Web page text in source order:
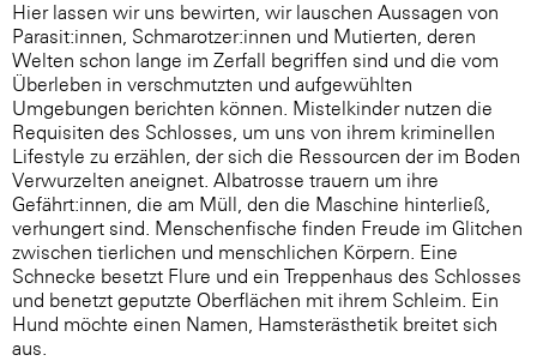
Hier lassen wir uns bewirten, wir lauschen Aussagen von
Parasit:innen, Schmarotzer:innen und Mutierten, deren
Welten schon lange im Zerfall begriffen sind und die vom
Überleben in verschmutzten und aufgewühlten
Umgebungen berichten können. Mistelkinder nutzen die
Requisiten des Schlosses, um uns von ihrem kriminellen
Lifestyle zu erzählen, der sich die Ressourcen der im Boden
Verwurzelten aneignet. Albatrosse trauern um ihre
Gefährt:innen, die am Müll, den die Maschine hinterließ,
verhungert sind. Menschenfische finden Freude im Glitchen
zwischen tierlichen und menschlichen Körpern. Eine
Schnecke besetzt Flure und ein Treppenhaus des Schlosses
und benetzt geputzte Oberflächen mit ihrem Schleim. Ein
Hund möchte einen Namen, Hamsterästhetik breitet sich
aus.